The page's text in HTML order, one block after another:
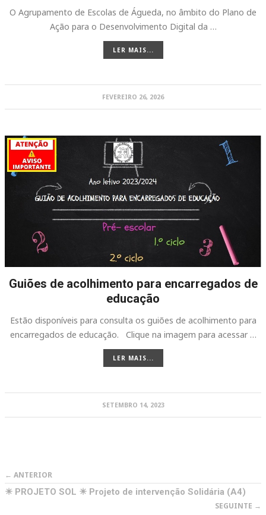
O Agrupamento de Escolas de Águeda, no âmbito do Plano de
Ação para o Desenvolvimento Digital da …
LER MAIS...
FEVEREIRO 26, 2026
Guiões de acolhimento para encarregados de
educação
Estão disponíveis para consulta os guiões de acolhimento para
encarregados de educação. Clique na imagem para acessar …
LER MAIS...
SETEMBRO 14, 2023
← ANTERIOR
☀ PROJETO SOL ☀ Projeto de intervenção Solidária (A4)
SEGUINTE →